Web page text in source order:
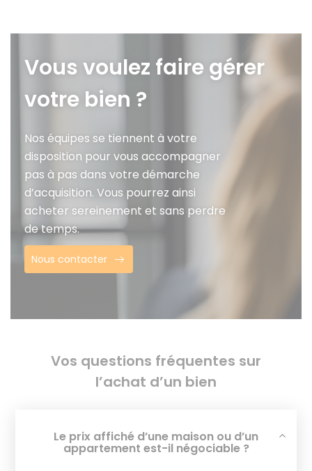
Vous voulez faire gérer
votre bien ?
Nos équipes se tiennent à votre
disposition pour vous accompagner
pas à pas dans votre démarche
d’acquisition. Vous pourrez ainsi
acheter sereinement et sans perdre
de temps.
Nous contacter
Vos questions fréquentes sur
l’achat d’un bien
Le prix affiché d’une maison ou d’un
appartement est-il négociable ?